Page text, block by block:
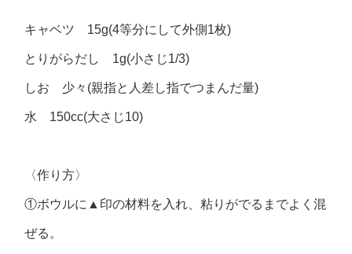
キャベツ 15g(4等分にして外側1枚)
とりがらだし 1g(小さじ1/3)
しお 少々(親指と人差し指でつまんだ量)
水 150cc(大さじ10)
〈作り方〉
①ボウルに▲印の材料を入れ、粘りがでるまでよく混
ぜる。